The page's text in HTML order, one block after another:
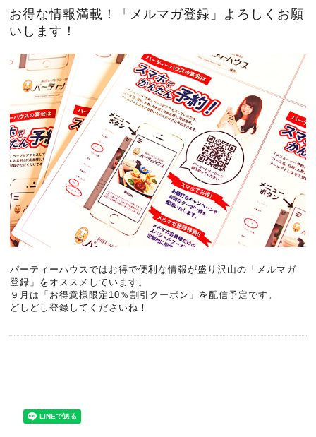
お得な情報満載！「メルマガ登録」よろしくお願
いします！
パーティーハウスではお得で便利な情報が盛り沢山の「メルマガ
登録」をオススメしています。
９月は「お得意様限定10％割引クーポン」を配信予定です。
どしどし登録してくださいね！